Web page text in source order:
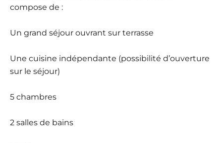
compose de :
Un grand séjour ouvrant sur terrasse
Une cuisine indépendante (possibilité d’ouverture
sur le séjour)
5 chambres
2 salles de bains